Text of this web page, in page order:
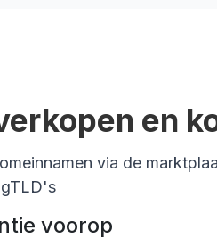
en
via de
voorop